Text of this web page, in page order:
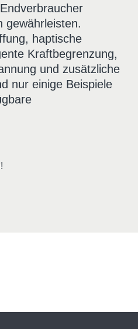
gewährleisten.
haptische
Kraftbegrenzung,
und zusätzliche
nur einige Beispiele